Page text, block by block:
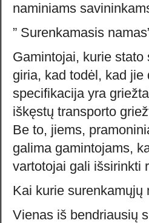
naminiams
” Surenkamasis
Gamintojai, kurie
giria, kad todėl, kad
specifikacija yra
iškęstų transporto
Be to, jiems,
galima gamintojams,
vartotojai gali išsirinkti
Kai kurie surenkamųjų
Vienas iš bendriausių